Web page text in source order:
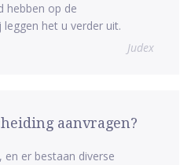
hebben op de
leggen het u verder uit.
Judex
aanvragen?
en er bestaan diverse